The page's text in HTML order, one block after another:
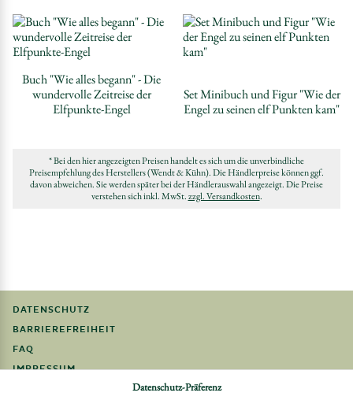
Buch "Wie alles begann" - Die
wundervolle Zeitreise der
Elfpunkte-Engel
Set Minibuch und Figur "Wie der
Engel zu seinen elf Punkten kam"
* Bei den hier angezeigten Preisen handelt es sich um die unverbindliche
Preisempfehlung des Herstellers (Wendt & Kühn). Die Händlerpreise können ggf.
davon abweichen. Sie werden später bei der Händlerauswahl angezeigt. Die Preise
verstehen sich inkl. MwSt.zzgl. Versandkosten.
DATENSCHUTZ
BARRIEREFREIHEIT
FAQ
IMPRESSUM
Datenschutz-Präferenz